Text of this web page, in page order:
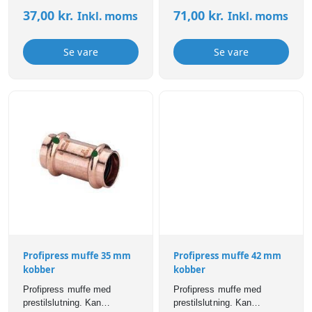
køleinstallationer. Profipress
Contur som sikrer, at
samlinger er synligt utætte
37,00 kr. Inkl. moms
Se vare
køleinstallationer. Profipress
Contur som sikrer, at
samlinger er synligt utætte
71,00 kr. Inkl. moms
Se vare
Profipress muffe 35 mm
kobber
Profipress muffe med
prestilslutning. Kan
Profipress muffe 42 mm
kobber
Profipress muffe med
prestilslutning. Kan